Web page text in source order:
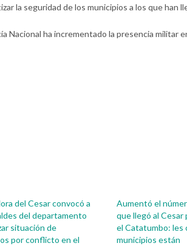
la seguridad de los municipios a los que han
Nacional ha incrementado la presencia militar
del Cesar convocó a
del departamento
situación de
por conflicto en el
Aumentó el
que llegó al
el Catatumbo: les
municipios están